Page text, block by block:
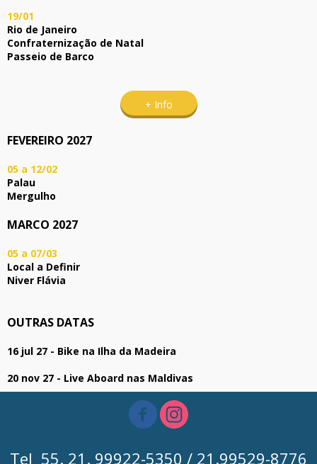
19/01
Rio de Janeiro
Confraternização de Natal
Passeio de Barco
+ Info
FEVEREIRO 2027
05 a 12/02
Palau
Mergulho
MARCO 2027
05 a 07/03
Local a Definir
Niver Flávia
OUTRAS DATAS
16 jul 27 - Bike na Ilha da Madeira
20 nov 27 - Live Aboard nas Maldivas
Tel 55. 21. 99922-5350 / 21.99529-8776